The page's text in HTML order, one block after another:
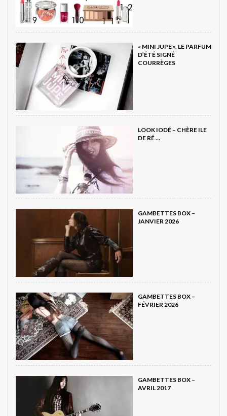
« MINI JUPE », LE PARFUM
D’ÉTÉ SIGNÉ
COURRÈGES
LOOK IODÉ – CHÈRE ILE
DE RÉ …
GAMBETTES BOX –
JANVIER 2026
GAMBETTES BOX –
FÉVRIER 2026
GAMBETTES BOX –
AVRIL 2017